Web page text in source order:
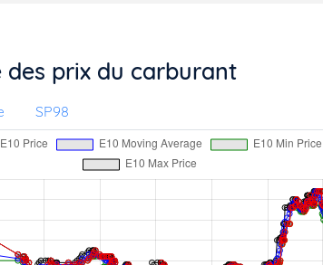
des prix du carburant
SP98